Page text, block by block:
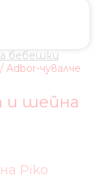
бебешки
/ Adbor-чувалче
и шейна
Piko